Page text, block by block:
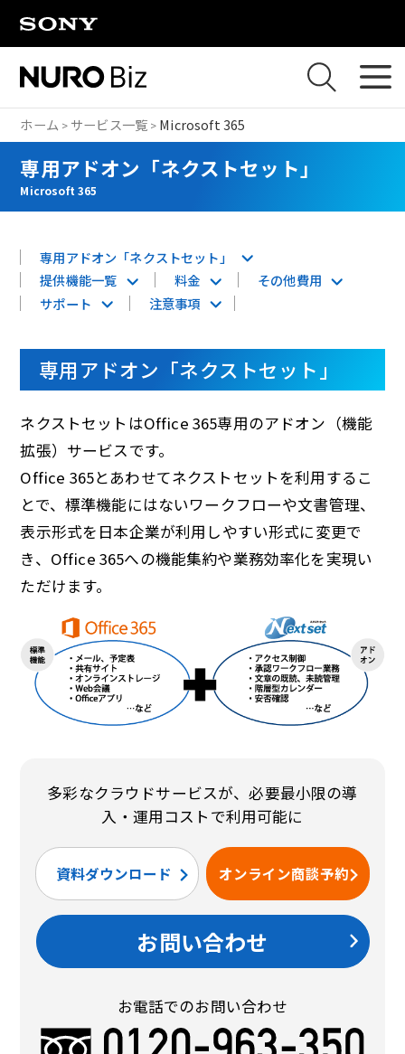
ホーム サービス一覧 Microsoft 365
専用アドオン「ネクストセット」
Microsoft 365
専用アドオン「ネクストセット」
提供機能一覧
料金
その他費用
サポート
注意事項
専用アドオン「ネクストセット」
ネクストセットはOffice 365専用のアドオン（機能
拡張）サービスです。
Office 365とあわせてネクストセットを利用するこ
とで、標準機能にはないワークフローや文書管理、
表示形式を日本企業が利用しやすい形式に変更で
き、Office 365への機能集約や業務効率化を実現い
ただけます。
多彩なクラウドサービスが、必要最小限の導
入・運用コストで利用可能に
資料ダウンロード オンライン商談予約
お問い合わせ
お電話でのお問い合わせ